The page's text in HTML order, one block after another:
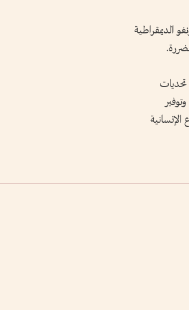
الديمقراطية
تحديات
وتوفير